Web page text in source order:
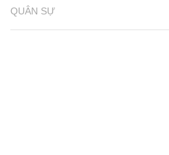
QUÂN SỰ